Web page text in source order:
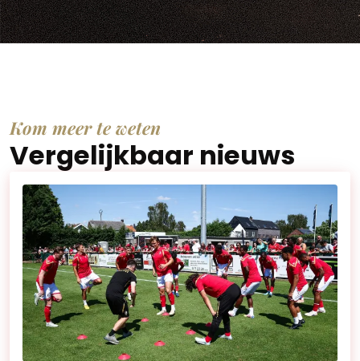
Kom meer te weten
Vergelijkbaar nieuws